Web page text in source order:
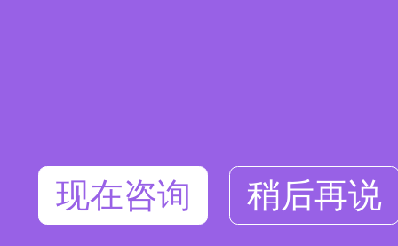
现在咨询 稍后再说